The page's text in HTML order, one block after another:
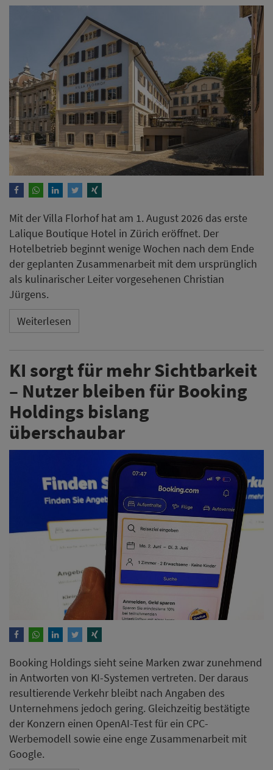
Mit der Villa Florhof hat am 1. August 2026 das erste
Lalique Boutique Hotel in Zürich eröffnet. Der
Hotelbetrieb beginnt wenige Wochen nach dem Ende
der geplanten Zusammenarbeit mit dem ursprünglich
als kulinarischer Leiter vorgesehenen Christian
Jürgens.
Weiterlesen
KI sorgt für mehr Sichtbarkeit
– Nutzer bleiben für Booking
Holdings bislang
überschaubar
Booking Holdings sieht seine Marken zwar zunehmend
in Antworten von KI-Systemen vertreten. Der daraus
resultierende Verkehr bleibt nach Angaben des
Unternehmens jedoch gering. Gleichzeitig bestätigte
der Konzern einen OpenAI-Test für ein CPC-
Werbemodell sowie eine enge Zusammenarbeit mit
Google.